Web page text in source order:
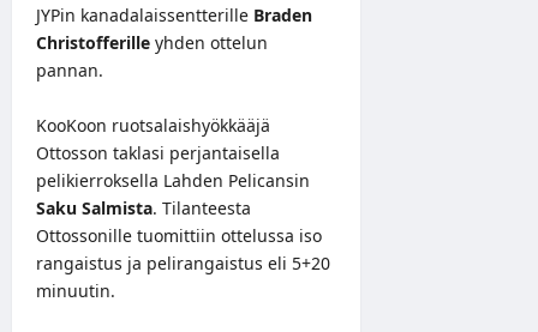
JYPin kanadalaissentterille Braden
Christofferille yhden ottelun
pannan.
KooKoon ruotsalaishyökkääjä
Ottosson taklasi perjantaisella
pelikierroksella Lahden Pelicansin
Saku Salmista. Tilanteesta
Ottossonille tuomittiin ottelussa iso
rangaistus ja pelirangaistus eli 5+20
minuutin.